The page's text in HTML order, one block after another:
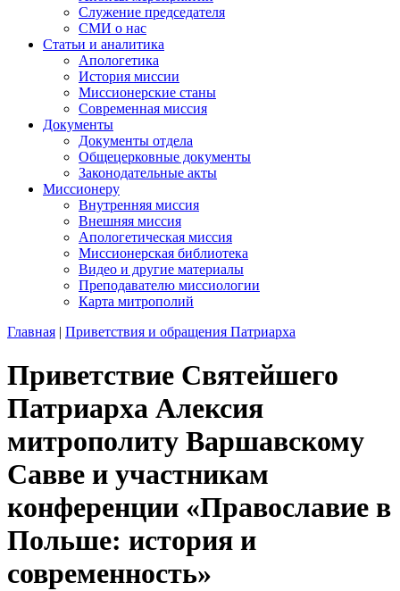
Служение председателя
СМИ о нас
Статьи и аналитика
Апологетика
История миссии
Миссионерские станы
Современная миссия
Документы
Документы отдела
Общецерковные документы
Законодательные акты
Миссионеру
Внутренняя миссия
Внешняя миссия
Апологетическая миссия
Миссионерская библиотека
Видео и другие материалы
Преподавателю миссиологии
Карта митрополий
Главная | Приветствия и обращения Патриарха
Приветствие Святейшего
Патриарха Алексия
митрополиту Варшавскому
Савве и участникам
конференции «Православие в
Польше: история и
современность»